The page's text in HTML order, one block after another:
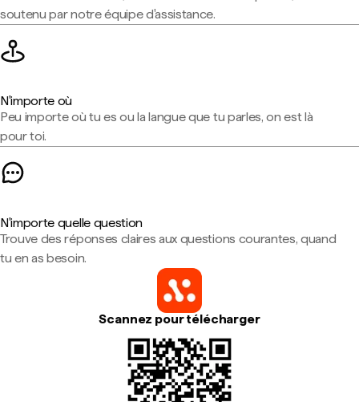
soutenu par notre équipe d'assistance.
N'importe où
Peu importe où tu es ou la langue que tu parles, on est là
pour toi.
N'importe quelle question
Trouve des réponses claires aux questions courantes, quand
tu en as besoin.
Scannez pour télécharger